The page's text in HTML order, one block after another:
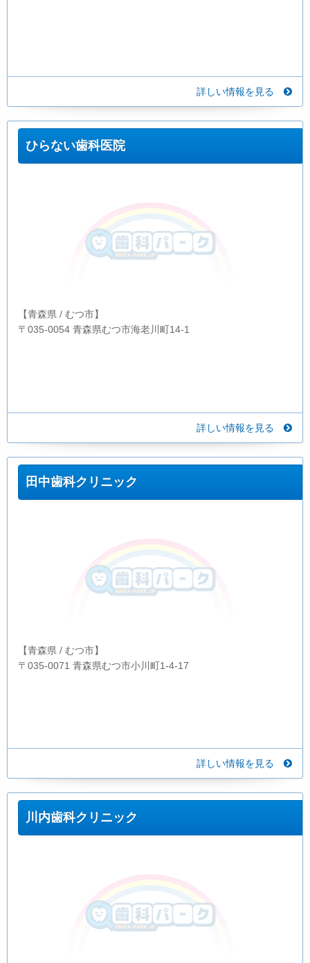
詳しい情報を見る
ひらない歯科医院
【青森県 / むつ市】
〒035-0054 青森県むつ市海老川町14-1
詳しい情報を見る
田中歯科クリニック
【青森県 / むつ市】
〒035-0071 青森県むつ市小川町1-4-17
詳しい情報を見る
川内歯科クリニック